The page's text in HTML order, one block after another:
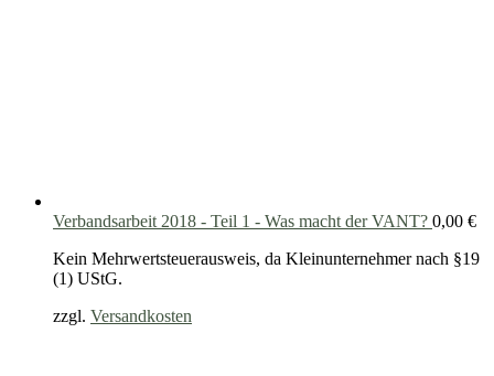
Verbandsarbeit 2018 - Teil 1 - Was macht der VANT? 0,00 €
Kein Mehrwertsteuerausweis, da Kleinunternehmer nach §19
(1) UStG.
zzgl. Versandkosten